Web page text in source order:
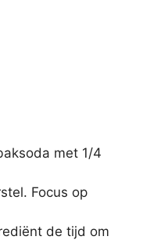
met 1/4
Focus op
de tijd om